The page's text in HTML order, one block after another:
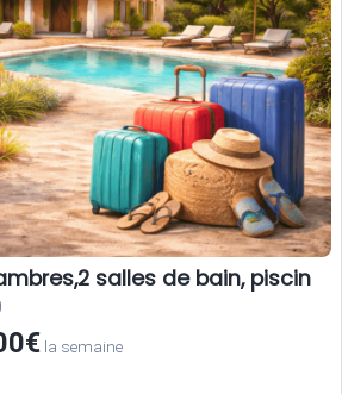
salles de bain, piscine
la semaine